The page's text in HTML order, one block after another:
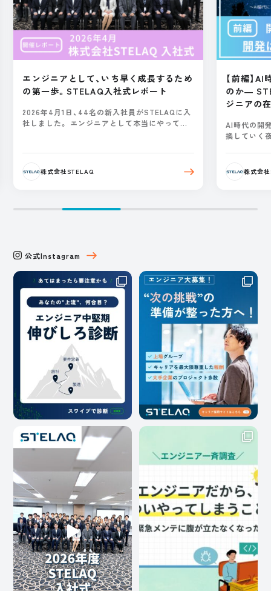
早く成長するため
式レポート
社員がSTELAQに入
て本当にやってい
【前編】AI時代の「開発思考」はどう変わ
のか― STELAQが語る、これからのエ
AI時代の開発は “How から What へ” 大きく
換していく夜会イベント「AI時代の『開発思考
公式Instagram